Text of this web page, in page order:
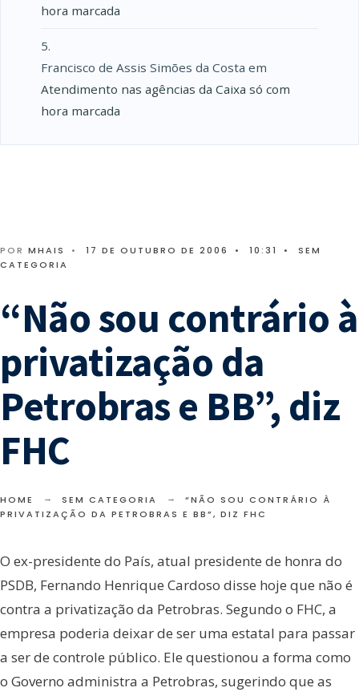
hora marcada
Francisco de Assis Simões da Costa em
Atendimento nas agências da Caixa só com
hora marcada
POR MHAIS • 17 DE OUTUBRO DE 2006 • 10:31 •
SEM
CATEGORIA
“Não sou contrário à
privatização da
Petrobras e BB”, diz
FHC
HOME SEM CATEGORIA
“NÃO SOU CONTRÁRIO À
PRIVATIZAÇÃO DA PETROBRAS E BB”, DIZ FHC
O ex-presidente do País, atual presidente de honra do
PSDB, Fernando Henrique Cardoso disse hoje que não é
contra a privatização da Petrobras. Segundo o FHC, a
empresa poderia deixar de ser uma estatal para passar
a ser de controle público. Ele questionou a forma como
o Governo administra a Petrobras, sugerindo que as